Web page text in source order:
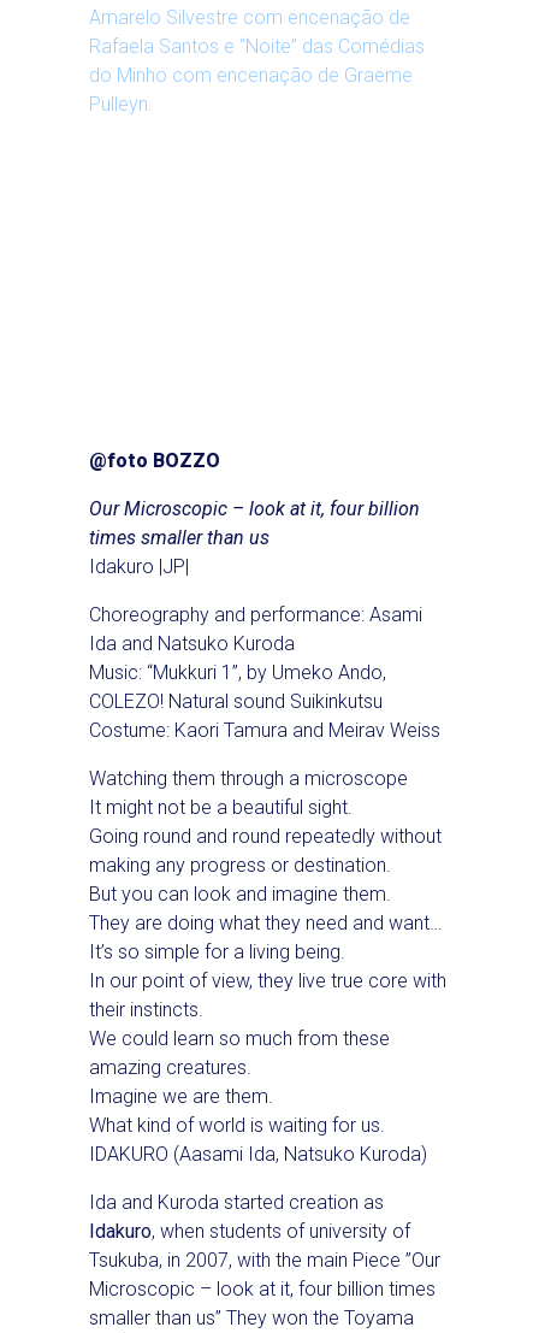
Amarelo Silvestre com encenação de
Rafaela Santos e “Noite” das Comédias
do Minho com encenação de Graeme
Pulleyn.
@foto BOZZO
Our Microscopic – look at it, four billion
times smaller than us
Idakuro |JP|
Choreography and performance: Asami
Ida and Natsuko Kuroda
Music: “Mukkuri 1”, by Umeko Ando,
COLEZO! Natural sound Suikinkutsu
Costume: Kaori Tamura and Meirav Weiss
Watching them through a microscope
It might not be a beautiful sight.
Going round and round repeatedly without
making any progress or destination.
But you can look and imagine them.
They are doing what they need and want…
It’s so simple for a living being.
In our point of view, they live true core with
their instincts.
We could learn so much from these
amazing creatures.
Imagine we are them.
What kind of world is waiting for us.
IDAKURO (Aasami Ida, Natsuko Kuroda)
Ida and Kuroda started creation as
Idakuro, when students of university of
Tsukuba, in 2007, with the main Piece ”Our
Microscopic – look at it, four billion times
smaller than us” They won the Toyama